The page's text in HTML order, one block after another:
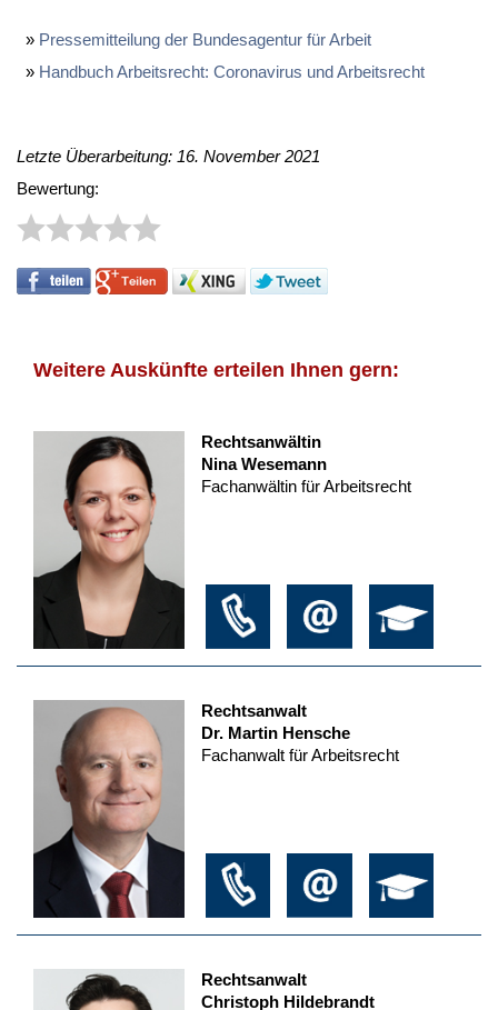
Pres­se­mit­tei­lung der Bun­des­agen­tur für Ar­beit
Hand­buch Ar­beits­recht: Co­ro­na­vi­rus und Ar­beits­recht
Letzte Überarbeitung: 16. November 2021
Bewertung:
Weitere Auskünfte erteilen Ihnen gern:
Rechtsanwältin
Nina Wesemann
Fachanwältin für Arbeitsrecht
Rechtsanwalt
Dr. Martin Hensche
Fachanwalt für Arbeitsrecht
Rechtsanwalt
Christoph Hildebrandt